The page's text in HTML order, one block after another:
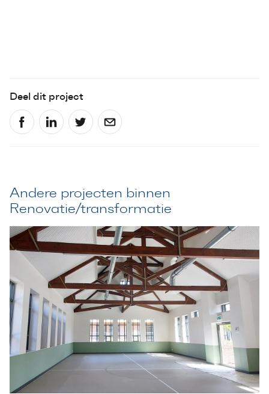
Deel dit project
Andere projecten binnen
Renovatie/transformatie